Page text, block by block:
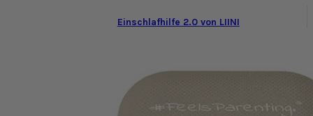
Einschlafhilfe 2.0 von LIINI